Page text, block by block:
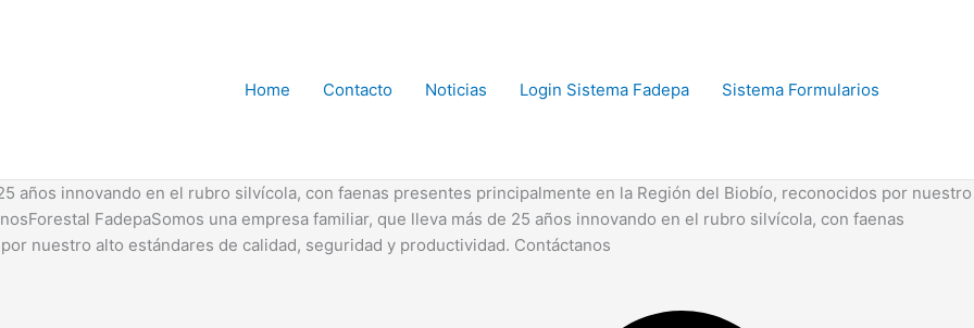
Home
Contacto Noticias Login Sistema Fadepa Sistema Formularios
años innovando en el rubro silvícola, con faenas presentes principalmente en la Región del Biobío, reconocidos por nuestro
FadepaSomos una empresa familiar, que lleva más de 25 años innovando en el rubro silvícola, con faenas
nuestro alto estándares de calidad, seguridad y productividad. Contáctanos